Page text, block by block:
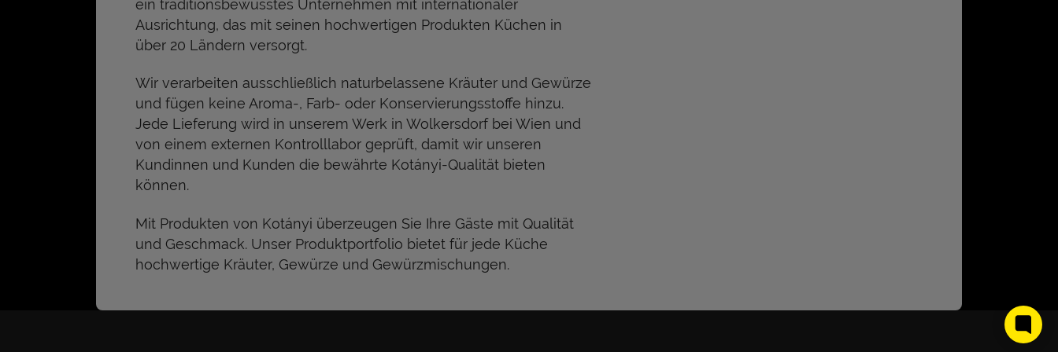
ein traditionsbewusstes Unternehmen mit internationaler
Ausrichtung, das mit seinen hochwertigen Produkten Küchen in
über 20 Ländern versorgt.
Wir verarbeiten ausschließlich naturbelassene Kräuter und Gewürze
und fügen keine Aroma-, Farb- oder Konservierungsstoffe hinzu.
Jede Lieferung wird in unserem Werk in Wolkersdorf bei Wien und
von einem externen Kontrolllabor geprüft, damit wir unseren
Kundinnen und Kunden die bewährte Kotányi-Qualität bieten
können.
Mit Produkten von Kotányi überzeugen Sie Ihre Gäste mit Qualität
und Geschmack. Unser Produktportfolio bietet für jede Küche
hochwertige Kräuter, Gewürze und Gewürzmischungen.